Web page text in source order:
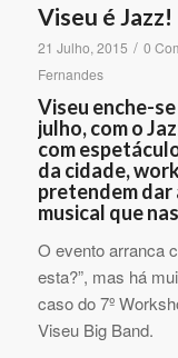
Viseu é Jazz!
21 Julho, 2015 / 0
Fernandes
Viseu enche-
julho, com o
com
da cidade,
pretendem dar
musical que
O evento arranca
esta?”, mas há
caso do 7º
Viseu Big Band.